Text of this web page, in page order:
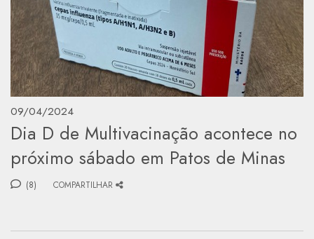
09/04/2024
Dia D de Multivacinação acontece no
próximo sábado em Patos de Minas
(8) COMPARTILHAR